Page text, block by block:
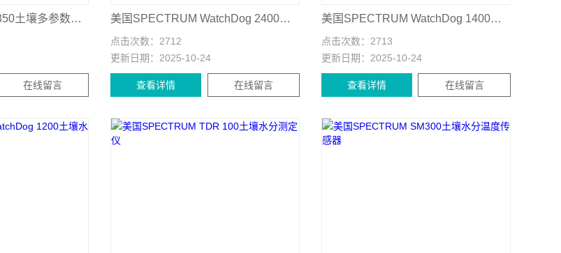
美国Spectrum TDR350土壤多参数测量仪
在线留言
美国SPECTRUM WatchDog 2400土壤水分监测站
点击次数： 2712
更新日期： 2025-10-24
查看详情 在线留言
美国SPECTRUM WatchDog 1400土壤水分监测站
点击次数： 2713
更新日期： 2025-10-24
查看详情 在线留言